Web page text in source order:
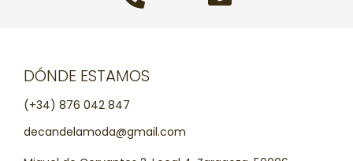
DÓNDE ESTAMOS
(+34) 876 042 847
decandelamoda@gmail.com